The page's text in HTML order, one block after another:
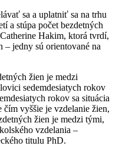
sa a uplatniť sa na trhu
a stúpa počet bezdetných
Hakim, ktorá tvrdí,
jedny sú orientované na
žien je medzi
sedemdesiatych rokov
rokov sa situácia
vyššie je vzdelanie žien,
žien je medzi tými,
vzdelania –
titulu PhD.